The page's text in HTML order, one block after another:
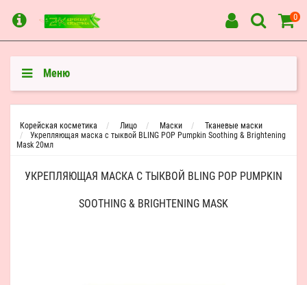
0
Меню
Корейская косметика Лицо Маски
Тканевые маски
Укрепляющая маска с тыквой BLING POP Pumpkin Soothing & Brightening
Mask 20мл
УКРЕПЛЯЮЩАЯ МАСКА С ТЫКВОЙ BLING POP PUMPKIN
SOOTHING & BRIGHTENING MASK